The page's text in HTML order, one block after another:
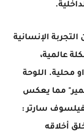
الإنسانية
عالمية،
محلية. اللوحة
مما يعكس
سارتر :
أخلاقه